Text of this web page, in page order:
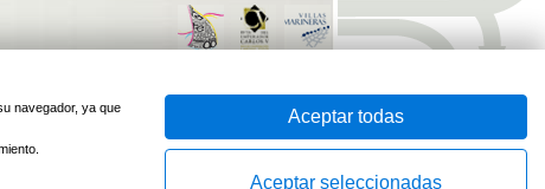
Desarrollado por
navegador, ya que
Aceptar todas
Aceptar seleccionadas